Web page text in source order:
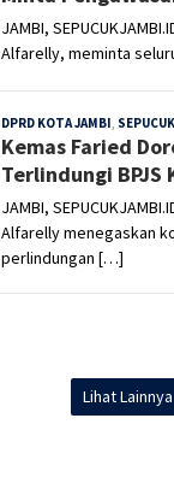
JAMBI,
Alfarelly, meminta
DPRD KOTA JAMBI,
Kemas Faried
Terlindungi
JAMBI,
Alfarelly menegaskan
perlindungan […]
Lihat Lainnya